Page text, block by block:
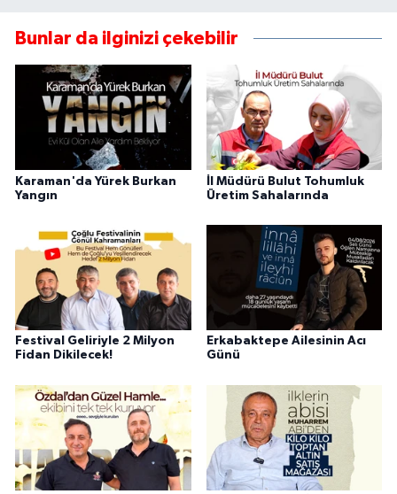
Bunlar da ilginizi çekebilir
Karaman'da Yürek Burkan
Yangın
İl Müdürü Bulut Tohumluk
Üretim Sahalarında
Festival Geliriyle 2 Milyon
Fidan Dikilecek!
Erkabaktepe Ailesinin Acı
Günü